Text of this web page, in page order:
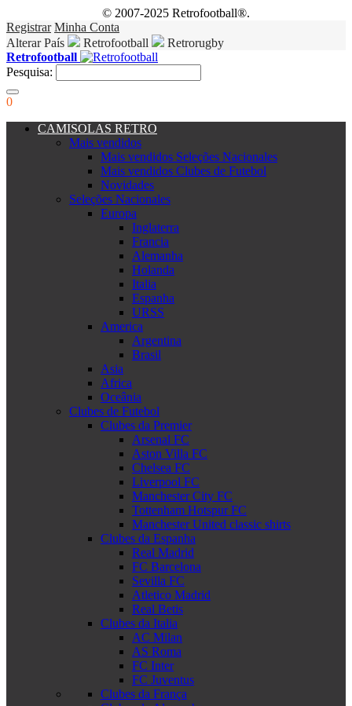
© 2007-2025 Retrofootball®.
Registrar Minha Conta
Alterar País
Retrofootball
Retrorugby
Retrofootball
Pesquisa:
0
CAMISOLAS RETRO
Mais vendidos
Mais vendidos Seleções Nacionales
Mais vendidos Clubes de Futebol
Novidades
Seleções Nacionales
Europa
Inglaterra
Francia
Alemanha
Holanda
Italia
Espanha
URSS
America
Argentina
Brasil
Asia
Africa
Oceânia
Clubes de Futebol
Clubes da Premier
Arsenal FC
Aston Villa FC
Chelsea FC
Liverpool FC
Manchester City FC
Tottenham Hotspur FC
Manchester United classic shirts
Clubes da Espanha
Real Madrid
FC Barcelona
Sevilla FC
Atletico Madrid
Real Betis
Clubes da Italia
AC Milan
AS Roma
FC Inter
FC Juventus
Clubes da França